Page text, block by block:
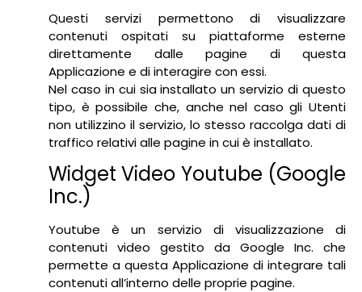
Questi servizi permettono di visualizzare
contenuti ospitati su piattaforme esterne
direttamente dalle pagine di questa
Applicazione e di interagire con essi.
Nel caso in cui sia installato un servizio di questo
tipo, è possibile che, anche nel caso gli Utenti
non utilizzino il servizio, lo stesso raccolga dati di
traffico relativi alle pagine in cui è installato.
Widget Video Youtube (Google
Inc.)
Youtube è un servizio di visualizzazione di
contenuti video gestito da Google Inc. che
permette a questa Applicazione di integrare tali
contenuti all’interno delle proprie pagine.